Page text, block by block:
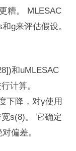
糟。 MLESAC
g来评估假设。
和uMLESAC
计算。
下降，对γ使用
s(8)。 它确定
偏差。